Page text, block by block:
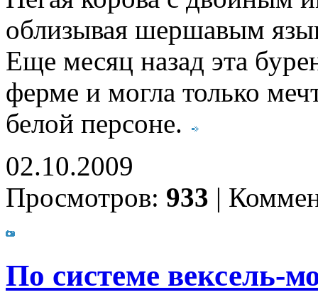
облизывая шершавым
Еще месяц назад эта
ферме и могла только
белой персоне.
02.10.2009
Просмотров: 933 |
По системе вексель-